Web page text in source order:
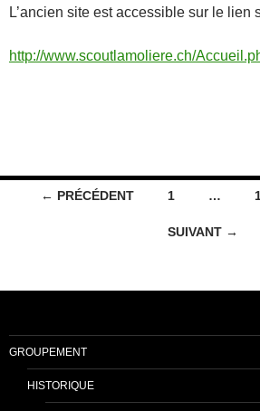
L’ancien site est accessible sur le lien
http://www.scoutlamoliere.ch/
Navigation
← PRÉCÉDENT 1 …
SUIVANT →
GROUPEMENT
HISTORIQUE